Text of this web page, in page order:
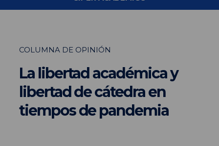
COLUMNA DE OPINIÓN
La libertad académica y
libertad de cátedra en
tiempos de pandemia